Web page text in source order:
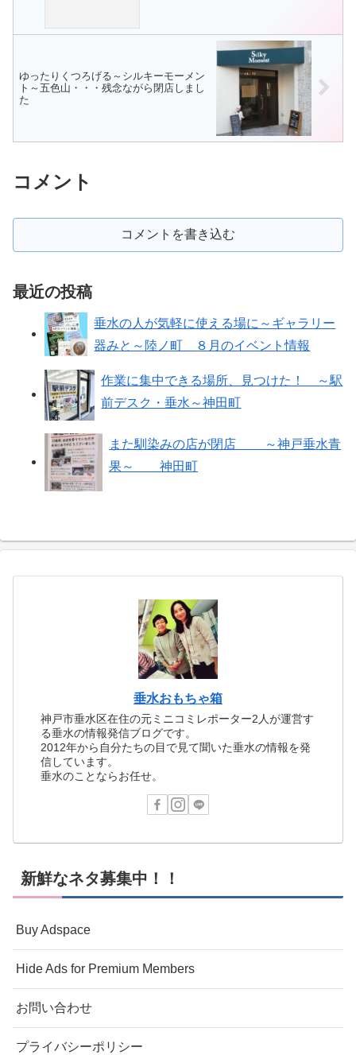
ゆったりくつろげる～シルキーモーメン
ト～五色山・・・残念ながら閉店しまし
た
コメント
コメントを書き込む
最近の投稿
垂水の人が気軽に使える場に～ギャラリー
器みと～陸ノ町 ８月のイベント情報
作業に集中できる場所、見つけた！ ～駅
前デスク・垂水～神田町
また馴染みの店が閉店 ～神戸垂水青
果～ 神田町
垂水おもちゃ箱
神戸市垂水区在住の元ミニコミレポーター2人が運営す
る垂水の情報発信ブログです。
2012年から自分たちの目で見て聞いた垂水の情報を発
信しています。
垂水のことならお任せ。
新鮮なネタ募集中！！
Buy Adspace
Hide Ads for Premium Members
お問い合わせ
プライバシーポリシー